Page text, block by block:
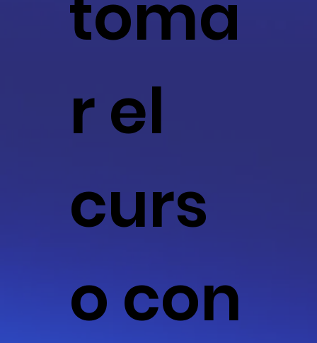
toma
r el
curs
o con